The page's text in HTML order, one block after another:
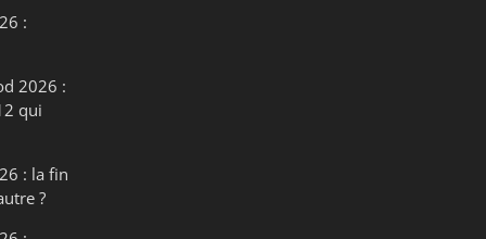
:
2026 :
qui
: la fin
?